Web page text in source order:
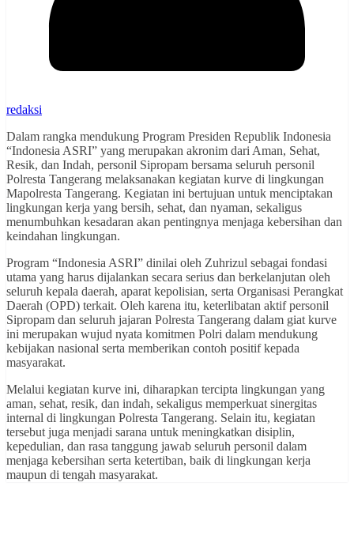
redaksi
Dalam rangka mendukung Program Presiden Republik Indonesia
“Indonesia ASRI” yang merupakan akronim dari Aman, Sehat,
Resik, dan Indah, personil Sipropam bersama seluruh personil
Polresta Tangerang melaksanakan kegiatan kurve di lingkungan
Mapolresta Tangerang. Kegiatan ini bertujuan untuk menciptakan
lingkungan kerja yang bersih, sehat, dan nyaman, sekaligus
menumbuhkan kesadaran akan pentingnya menjaga kebersihan dan
keindahan lingkungan.
Program “Indonesia ASRI” dinilai oleh Zuhrizul sebagai fondasi
utama yang harus dijalankan secara serius dan berkelanjutan oleh
seluruh kepala daerah, aparat kepolisian, serta Organisasi Perangkat
Daerah (OPD) terkait. Oleh karena itu, keterlibatan aktif personil
Sipropam dan seluruh jajaran Polresta Tangerang dalam giat kurve
ini merupakan wujud nyata komitmen Polri dalam mendukung
kebijakan nasional serta memberikan contoh positif kepada
masyarakat.
Melalui kegiatan kurve ini, diharapkan tercipta lingkungan yang
aman, sehat, resik, dan indah, sekaligus memperkuat sinergitas
internal di lingkungan Polresta Tangerang. Selain itu, kegiatan
tersebut juga menjadi sarana untuk meningkatkan disiplin,
kepedulian, dan rasa tanggung jawab seluruh personil dalam
menjaga kebersihan serta ketertiban, baik di lingkungan kerja
maupun di tengah masyarakat.